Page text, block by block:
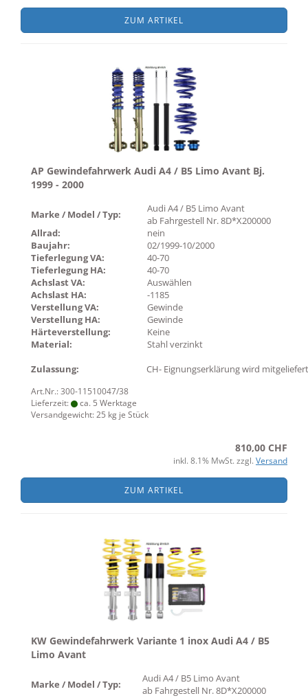
ZUM ARTIKEL
AP Gewindefahrwerk Audi A4 / B5 Limo Avant Bj.
1999 - 2000
Marke / Model / Typ:
Audi A4 / B5 Limo Avant
ab Fahrgestell Nr. 8D*X200000
Allrad:
nein
Baujahr:
02/1999-10/2000
Tieferlegung VA:
40-70
Tieferlegung HA:
40-70
Achslast VA:
Auswählen
Achslast HA:
-1185
Verstellung VA:
Gewinde
Verstellung HA:
Gewinde
Härteverstellung:
Keine
Material:
Stahl verzinkt
Zulassung:
CH- Eignungserklärung wird mitgeliefert
Art.Nr.: 300-11510047/38
Lieferzeit:
ca. 5 Werktage
Versandgewicht:25 kg je Stück
810,00 CHF
inkl. 8.1% MwSt. zzgl. Versand
ZUM ARTIKEL
KW Gewindefahrwerk Variante 1 inox Audi A4 / B5
Limo Avant
Marke / Model / Typ:
Audi A4 / B5 Limo Avant
ab Fahrgestell Nr. 8D*X200000